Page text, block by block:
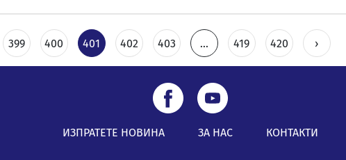
399 400 401 402 403 ... 419 420 ›
ИЗПРАТЕТЕ НОВИНА ЗА НАС КОНТАКТИ